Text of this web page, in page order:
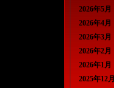
2026年5月
2026年4月
2026年3月
2026年2月
2026年1月
2025年12月